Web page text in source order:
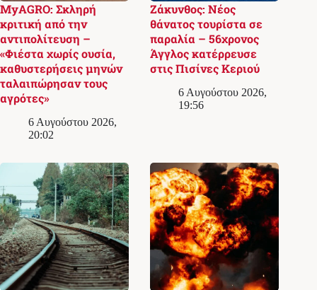
MyAGRO: Σκληρή
κριτική από την
αντιπολίτευση –
«Φιέστα χωρίς ουσία,
καθυστερήσεις μηνών
ταλαιπώρησαν τους
αγρότες»
6 Αυγούστου 2026,
20:02
Ζάκυνθος: Νέος
θάνατος τουρίστα σε
παραλία – 56χρονος
Άγγλος κατέρρευσε
στις Πισίνες Κεριού
6 Αυγούστου 2026,
19:56